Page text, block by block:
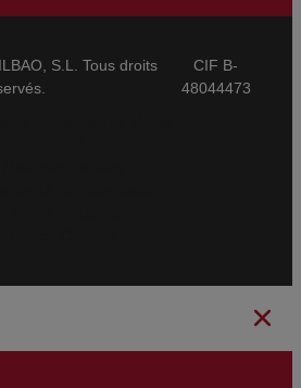
S.L. Tous droits
CIF B-
48044473